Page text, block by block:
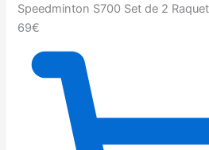
Speedminton S700 Set de 2
69€